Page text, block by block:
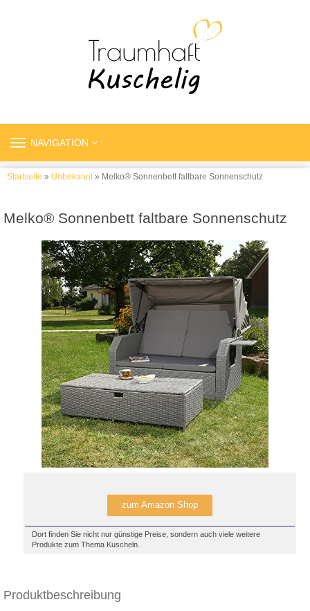
TOGGLE
NAVIGATION
Startseite » Unbekannt» Melko® Sonnenbett faltbare Sonnenschutz
Melko® Sonnenbett faltbare Sonnenschutz
zum Amazon Shop
Dort finden Sie nicht nur günstige Preise, sondern auch viele weitere
Produkte zum Thema Kuscheln.
Produktbeschreibung